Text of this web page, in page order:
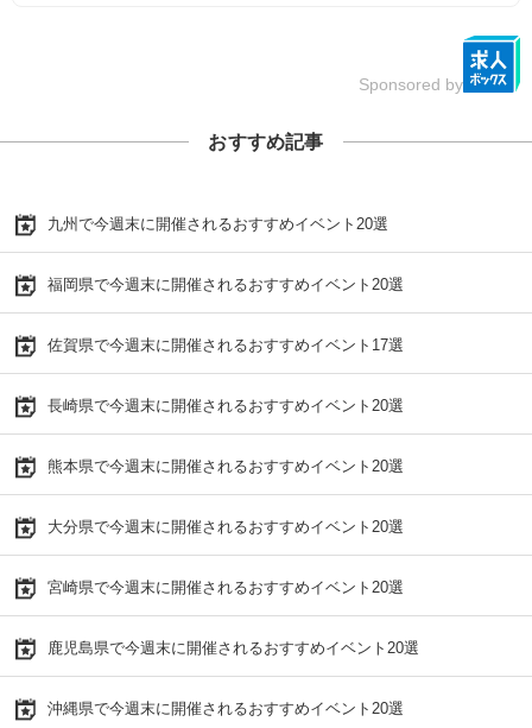
Sponsored by
おすすめ記事
九州で今週末に開催されるおすすめイベント20選
福岡県で今週末に開催されるおすすめイベント20選
佐賀県で今週末に開催されるおすすめイベント17選
長崎県で今週末に開催されるおすすめイベント20選
熊本県で今週末に開催されるおすすめイベント20選
大分県で今週末に開催されるおすすめイベント20選
宮崎県で今週末に開催されるおすすめイベント20選
鹿児島県で今週末に開催されるおすすめイベント20選
沖縄県で今週末に開催されるおすすめイベント20選